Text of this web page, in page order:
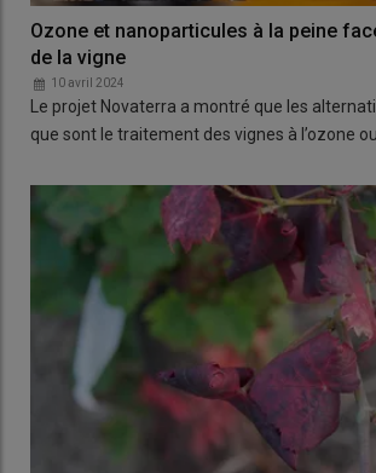
Ozone et nanoparticules à la peine
de la vigne
10 avril 2024
Le projet Novaterra a montré que les
que sont le traitement des vignes à l’ozone